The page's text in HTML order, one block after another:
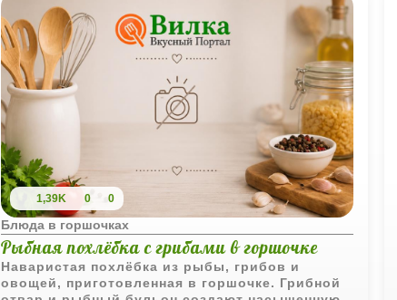
1,39K 0 0
Блюда в горшочках
Рыбная похлёбка с грибами в горшочке
Наваристая похлёбка из рыбы, грибов и
овощей, приготовленная в горшочке. Грибной